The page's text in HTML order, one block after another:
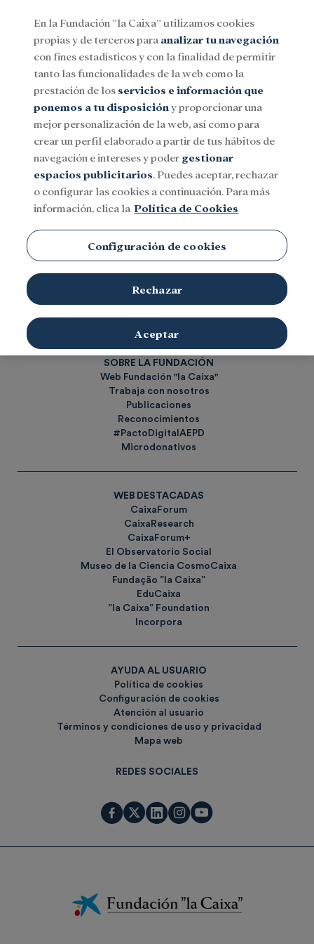
Menu
SocialInvestigación y becasCultura
Camboya
Investigación y becas
Etiquetas
SOBRE LA FUNDACIÓN
Web Fundación "la Caixa"
Trabaja con nosotros
Publicaciones
Reconocimientos
#PactoDigitalAEPD
Microdonativos
WEB DESTACADAS
CaixaForum
CaixaResearch
CaixaForum+
El Observatorio Social
Museo de la Ciencia CosmoCaixa
Fundação ”la Caixa”
EduCaixa
”la Caixa” Foundation
Incorpora
AYUDA AL USUARIO
Política de cookies
Configuración de cookies
Atención al usuario
Términos y condiciones de uso y privacidad
Mapa web
REDES SOCIALES
Fundación
La
En la Fundación ”la Caixa” utilizamos cookies
propias y de terceros para analizar tu navegación
con fines estadísticos y con la finalidad de permitir
tanto las funcionalidades de la web como la
prestación de los servicios e información que
ponemos a tu disposición y proporcionar una
mejor personalización de la web, así como para
crear un perfil elaborado a partir de tus hábitos de
navegación e intereses y poder gestionar
espacios publicitarios. Puedes aceptar, rechazar
o configurar las cookies a continuación. Para más
información, clica la Política de Cookies
Configuración de cookies
Rechazar
Aceptar